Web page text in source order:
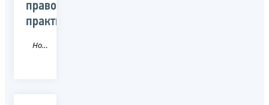
правоприменительной
практики
Новость